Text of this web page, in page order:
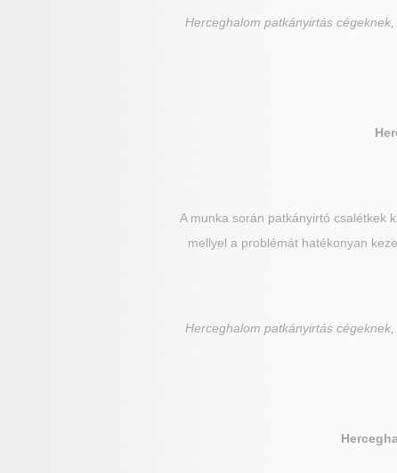
Herceghalom patkányirtás
A munka során patkányirtó csalétkek
mellyel a problémát hatékonyan
Herceghalom patkányirtás